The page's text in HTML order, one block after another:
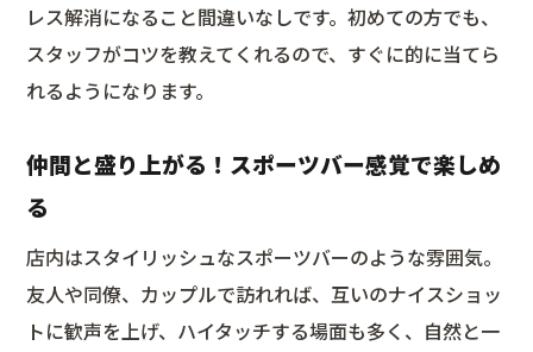
レス解消になること間違いなしです。初めての方でも、
スタッフがコツを教えてくれるので、すぐに的に当てら
れるようになります。
仲間と盛り上がる！スポーツバー感覚で楽しめ
る
店内はスタイリッシュなスポーツバーのような雰囲気。
友人や同僚、カップルで訪れれば、互いのナイスショッ
トに歓声を上げ、ハイタッチする場面も多く、自然と一